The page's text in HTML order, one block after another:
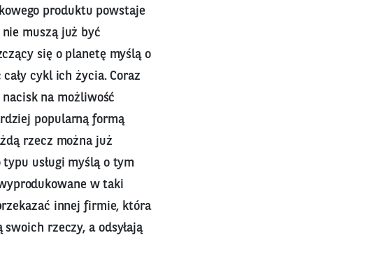
produktu powstaje
muszą już być
się o planetę myślą o
cykl ich życia. Coraz
na możliwość
popularną formą
rzecz można już
usługi myślą o tym
w taki
innej firmie, która
rzeczy, a odsyłają